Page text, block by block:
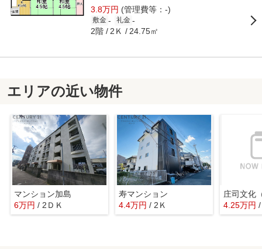
3.8万円 (管理費等：-)
敷金 - 礼金 -
2階 2Ｋ 24.75㎡
エリアの近い物件
マンション加島
6万円 / 2ＤＫ
寿マンション
4.4万円/ 2Ｋ
庄司文化
4.25万円